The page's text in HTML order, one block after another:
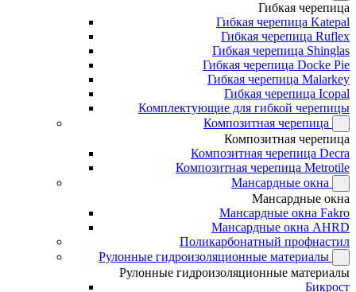
Гибкая черепица
Гибкая черепица Katepal
Гибкая черепица Ruflex
Гибкая черепица Shinglas
Гибкая черепица Docke Pie
Гибкая черепица Malarkey
Гибкая черепица Icopal
Комплектующие для гибкой черепицы
Композитная черепица
Композитная черепица
Композитная черепица Decra
Композитная черепица Metrotile
Мансардные окна
Мансардные окна
Мансардные окна Fakro
Мансардные окна AHRD
Поликарбонатный профнастил
Рулонные гидроизоляционные материалы
Рулонные гидроизоляционные материалы
Бикрост